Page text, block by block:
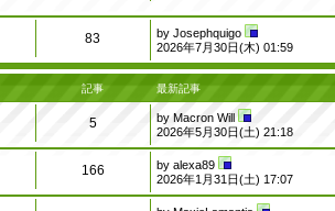
83 byJosephquigo
2026年7月30日(木) 01:59
記事 最新記事
5 byMacron Will
2026年5月30日(土) 21:18
166 byalexa89
2026年1月31日(土) 17:07